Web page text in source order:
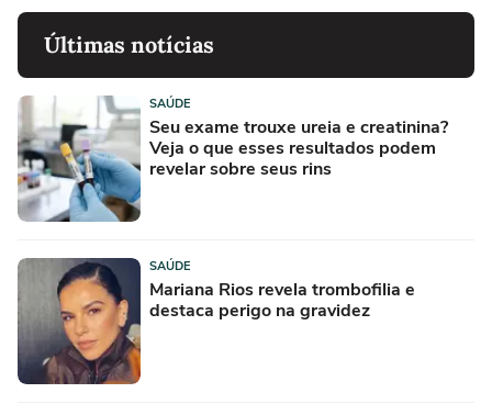
Últimas notícias
SAÚDE
Seu exame trouxe ureia e creatinina?
Veja o que esses resultados podem
revelar sobre seus rins
SAÚDE
Mariana Rios revela trombofilia e
destaca perigo na gravidez